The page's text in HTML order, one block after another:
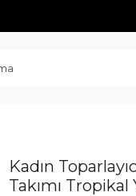
Kadın
Takımı Tropikal